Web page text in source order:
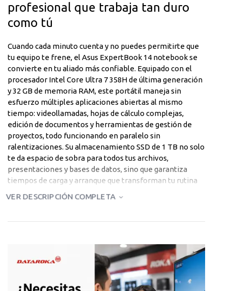
profesional que trabaja tan duro
como tú
Cuando cada minuto cuenta y no puedes permitirte que
tu equipo te frene, el Asus ExpertBook 14 notebook se
convierte en tu aliado más confiable. Equipado con el
procesador Intel Core Ultra 7 358H de última generación
y 32 GB de memoria RAM, este portátil maneja sin
esfuerzo múltiples aplicaciones abiertas al mismo
tiempo: videollamadas, hojas de cálculo complejas,
edición de documentos y herramientas de gestión de
proyectos, todo funcionando en paralelo sin
ralentizaciones. Su almacenamiento SSD de 1 TB no solo
te da espacio de sobra para todos tus archivos,
presentaciones y bases de datos, sino que garantiza
tiempos de carga y arranque que transforman tu rutina
de trabajo en una experiencia verdaderamente fluida.
constantemente, el Asus ExpertBook 14 notebook
siente en tu mochila. Su pantalla de 14 pulgadas ofrece
imágenes nítidas y colores precisos, perfecta para
revisar informes, preparar presentaciones de alto
impacto o participar en reuniones virtuales con total
claridad visual. Si buscas el mejor laptop ultraligero con
VER DESCRIPCIÓN COMPLETA